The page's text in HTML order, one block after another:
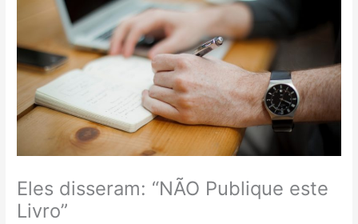
Eles disseram: “NÃO Publique este
Livro”